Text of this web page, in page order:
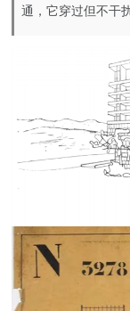
通，它穿过但不干